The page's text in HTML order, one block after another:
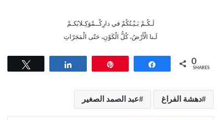
لَـكُـمْ بَـيْـتُكُمْ في دارِكْــمْوَكِـلابُكـمْ
لَـنا الْأَرْضُ، كُلُّ الْكَوْنِ، حَتّى الْمَجَرّاتِ
Share 0
SHARES
دهشة الفراغ عبد الصمد الصغير